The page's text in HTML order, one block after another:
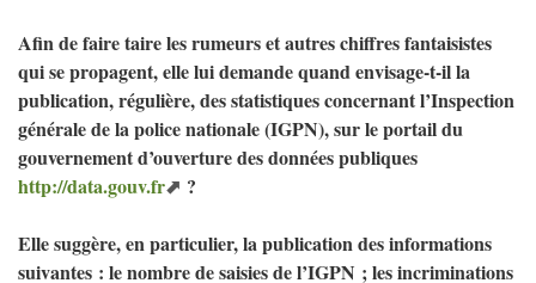
Afin de faire taire les rumeurs et autres chiffres fantaisistes
qui se propagent, elle lui demande quand envisage-t-il la
publication, régulière, des statistiques concernant l’Inspection
générale de la police nationale (IGPN), sur le portail du
gouvernement d’ouverture des données publiques
http://data.gouv.fr
?
Elle suggère, en particulier, la publication des informations
suivantes : le nombre de saisies de l’IGPN ; les incriminations